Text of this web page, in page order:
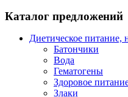
Каталог предложений
Диетическое питание,
Батончики
Вода
Гематогены
Здоровое
Злаки